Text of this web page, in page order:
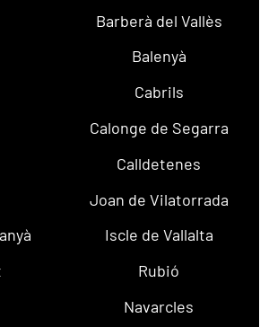
Barberà del Vallès
Balenyà
Cabrils
Calonge de Segarra
Calldetenes
Joan de Vilatorrada
Iscle de Vallalta
Rubió
Navarcles